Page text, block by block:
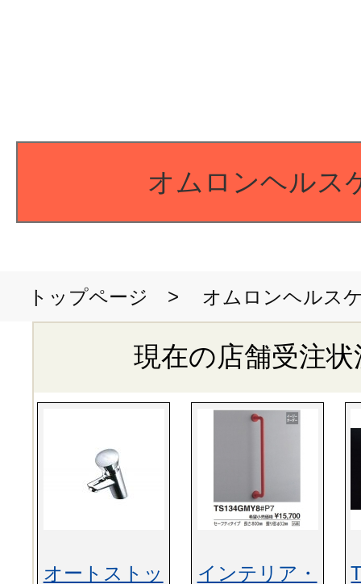
オムロンヘルス
トップページ > オムロンヘルス
現在の店舗受注状
オートストッ インテリア・